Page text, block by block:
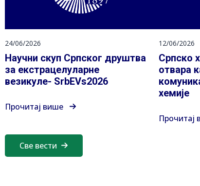
24/06/2026
Научни скуп Српског друштва
за екстрацелуларне
везикуле- SrbEVs2026
Прочитај више
12/06/2026
Српско
отвара
хемије
Прочитај
Све вести